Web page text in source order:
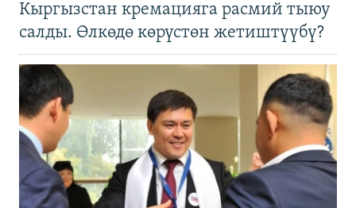
Кыргызстан кремацияга расмий тыюу
салды. Өлкөдө көрүстөн жетиштүүбү?